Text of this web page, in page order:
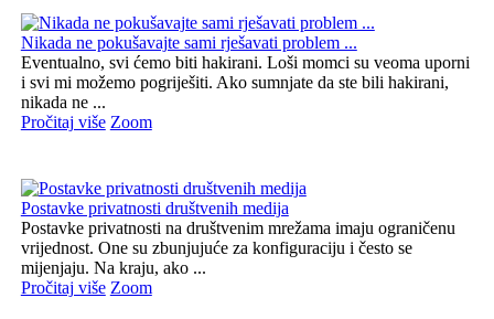
Nikada ne pokušavajte sami rješavati problem ...
Eventualno, svi ćemo biti hakirani. Loši momci su veoma uporni
i svi mi možemo pogriješiti. Ako sumnjate da ste bili hakirani,
nikada ne ...
Pročitaj više Zoom
Postavke privatnosti društvenih medija
Postavke privatnosti na društvenim mrežama imaju ograničenu
vrijednost. One su zbunjujuće za konfiguraciju i često se
mijenjaju. Na kraju, ako ...
Pročitaj više Zoom